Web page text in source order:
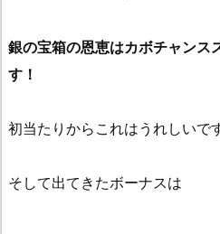
銀の宝箱の恩恵はカボチャンス
す！
初当たりからこれはうれしいで
そして出てきたボーナスは